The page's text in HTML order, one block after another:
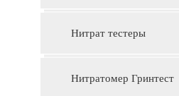
Нитрат тестеры
Нитратомер Гринтест